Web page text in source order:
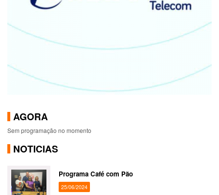
AGORA
Sem programação no momento
NOTICIAS
Programa Café com Pão
25/06/2024